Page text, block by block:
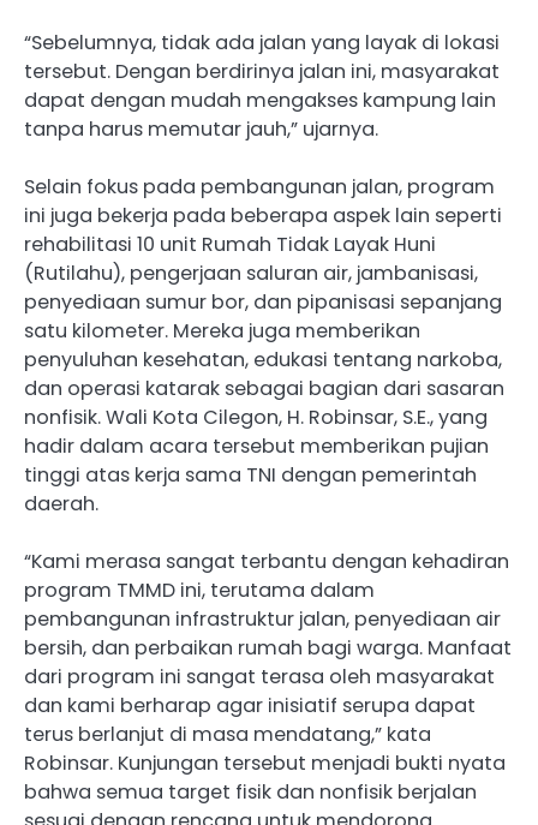
“Sebelumnya, tidak ada jalan yang layak di lokasi
tersebut. Dengan berdirinya jalan ini, masyarakat
dapat dengan mudah mengakses kampung lain
tanpa harus memutar jauh,” ujarnya.
Selain fokus pada pembangunan jalan, program
ini juga bekerja pada beberapa aspek lain seperti
rehabilitasi 10 unit Rumah Tidak Layak Huni
(Rutilahu), pengerjaan saluran air, jambanisasi,
penyediaan sumur bor, dan pipanisasi sepanjang
satu kilometer. Mereka juga memberikan
penyuluhan kesehatan, edukasi tentang narkoba,
dan operasi katarak sebagai bagian dari sasaran
nonfisik. Wali Kota Cilegon, H. Robinsar, S.E., yang
hadir dalam acara tersebut memberikan pujian
tinggi atas kerja sama TNI dengan pemerintah
daerah.
“Kami merasa sangat terbantu dengan kehadiran
program TMMD ini, terutama dalam
pembangunan infrastruktur jalan, penyediaan air
bersih, dan perbaikan rumah bagi warga. Manfaat
dari program ini sangat terasa oleh masyarakat
dan kami berharap agar inisiatif serupa dapat
terus berlanjut di masa mendatang,” kata
Robinsar. Kunjungan tersebut menjadi bukti nyata
bahwa semua target fisik dan nonfisik berjalan